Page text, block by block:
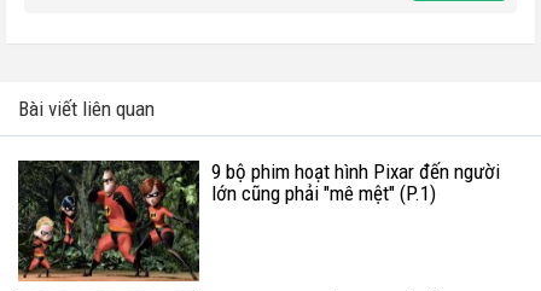
Bài viết liên quan
9 bộ phim hoạt hình Pixar đến người
lớn cũng phải "mê mệt" (P.1)